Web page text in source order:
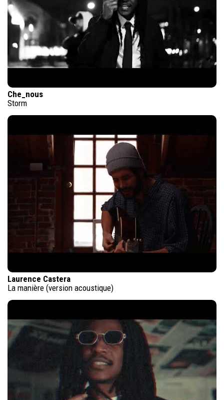
Che_nous
Storm
Laurence Castera
La manière (version acoustique)